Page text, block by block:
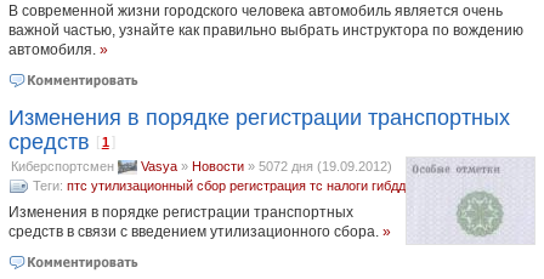
В современной жизни городского человека автомобиль является очень
важной частью, узнайте как правильно выбрать инструктора по вождению
автомобиля. »
Изменения в порядке регистрации транспортных
средств [1 ]
Киберспортсмен Vasya» Новости» 5072 дня (19.09.2012)
Теги: птс утилизационный сбор регистрация тс налоги гибдд
Изменения в порядке регистрации транспортных
средств в связи с введением утилизационного сбора. »